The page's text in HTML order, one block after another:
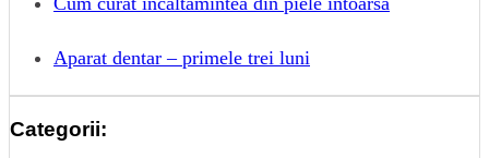
Aparat dentar – primele trei luni
Categorii: